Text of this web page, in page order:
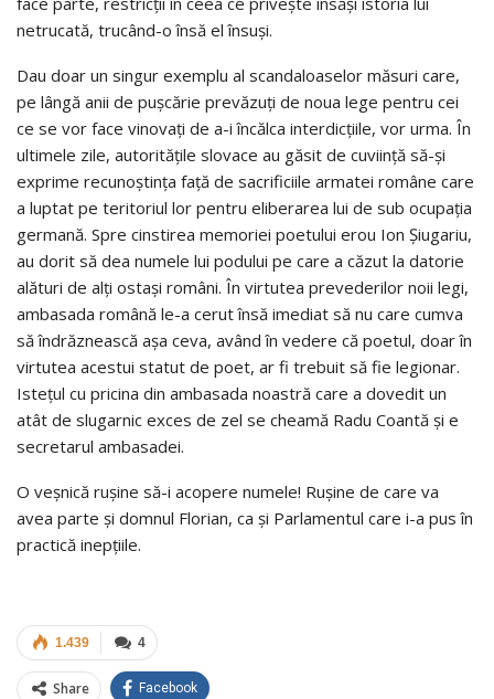
netrucată, trucând-o însă el însuşi.
Dau doar un singur exemplu al scandaloaselor măsuri care,
pe lângă anii de puşcărie prevăzuţi de noua lege pentru cei
ce se vor face vinovaţi de a-i încălca interdicţiile, vor urma. În
ultimele zile, autorităţile slovace au găsit de cuviinţă să-şi
exprime recunoştinţa faţă de sacrificiile armatei române care
a luptat pe teritoriul lor pentru eliberarea lui de sub ocupaţia
germană. Spre cinstirea memoriei poetului erou Ion Şiugariu,
au dorit să dea numele lui podului pe care a căzut la datorie
alături de alţi ostaşi români. În virtutea prevederilor noii legi,
ambasada română le-a cerut însă imediat să nu care cumva
să îndrăznească aşa ceva, având în vedere că poetul, doar în
virtutea acestui statut de poet, ar fi trebuit să fie legionar.
Isteţul cu pricina din ambasada noastră care a dovedit un
atât de slugarnic exces de zel se cheamă Radu Coantă şi e
secretarul ambasadei.
O veşnică ruşine să-i acopere numele! Ruşine de care va
avea parte şi domnul Florian, ca şi Parlamentul care i-a pus în
practică inepţiile.
4
1.439
Share Facebook